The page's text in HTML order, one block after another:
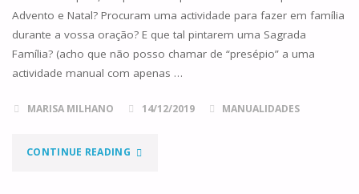
CASEIROS"
Advento e Natal? Procuram uma actividade para fazer em família
durante a vossa oração? E que tal pintarem uma Sagrada
Família? (acho que não posso chamar de “presépio” a uma
actividade manual com apenas …
MARISA MILHANO 14/12/2019 MANUALIDADES
CONTINUE READING"SAGRADA